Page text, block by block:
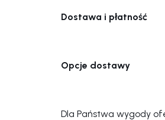
Dostawa i płatność
Opcje dostawy
Dla Państwa wygody